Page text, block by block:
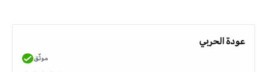
عودة الحربي
موثّق